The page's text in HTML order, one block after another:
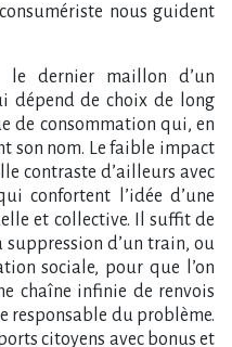
nous guident
le dernier maillon d’un
dépend de choix de long
de consommation qui, en
son nom. Le faible impact
contraste d’ailleurs avec
confortent l’idée d’une
et collective. Il suffit de
d’un train, ou
sociale, pour que l’on
chaîne infinie de renvois
responsable du problème.
citoyens avec bonus et